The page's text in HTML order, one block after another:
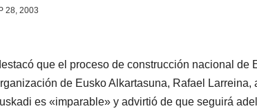
28, 2003
que el proceso de construcción nacional de
de Eusko Alkartasuna, Rafael
es «imparable» y advirtió de que seguirá